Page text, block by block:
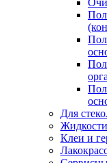
Для
Клеи и